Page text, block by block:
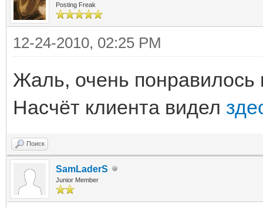
Posting Freak
12-24-2010, 02:25 PM
Жаль, очень понравилось
Насчёт клиента видел
Поиск
SamLaderS
Junior Member